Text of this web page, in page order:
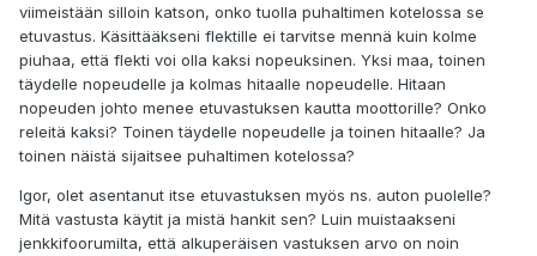
viimeistään silloin katson, onko tuolla puhaltimen kotelossa se
etuvastus. Käsittääkseni flektille ei tarvitse mennä kuin kolme
piuhaa, että flekti voi olla kaksi nopeuksinen. Yksi maa, toinen
täydelle nopeudelle ja kolmas hitaalle nopeudelle. Hitaan
nopeuden johto menee etuvastuksen kautta moottorille? Onko
releitä kaksi? Toinen täydelle nopeudelle ja toinen hitaalle? Ja
toinen näistä sijaitsee puhaltimen kotelossa?
Igor, olet asentanut itse etuvastuksen myös ns. auton puolelle?
Mitä vastusta käytit ja mistä hankit sen? Luin muistaakseni
jenkkifoorumilta, että alkuperäisen vastuksen arvo on noin